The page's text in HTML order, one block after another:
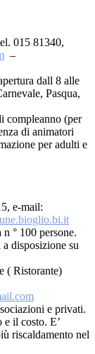
015 81340,
–
dall 8 alle
Pasqua,
compleanno (per
di animatori
per adulti e
e-mail:
° 100 persone.
disposizione su
( Ristorante)
e privati.
e il costo. E’
riscaldamento nel